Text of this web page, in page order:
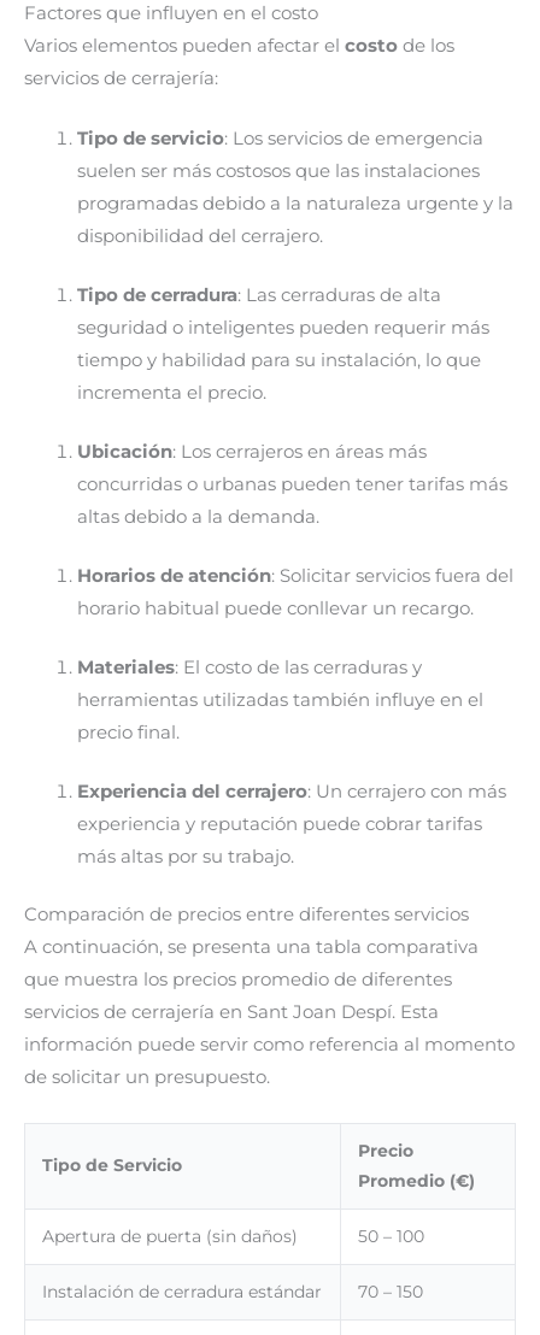
Factores que influyen en el costo
Varios elementos pueden afectar el costo de los
servicios de cerrajería:
Tipo de servicio: Los servicios de emergencia
suelen ser más costosos que las instalaciones
programadas debido a la naturaleza urgente y la
disponibilidad del cerrajero.
Tipo de cerradura: Las cerraduras de alta
seguridad o inteligentes pueden requerir más
tiempo y habilidad para su instalación, lo que
incrementa el precio.
Ubicación: Los cerrajeros en áreas más
concurridas o urbanas pueden tener tarifas más
altas debido a la demanda.
Horarios de atención: Solicitar servicios fuera del
horario habitual puede conllevar un recargo.
Materiales: El costo de las cerraduras y
herramientas utilizadas también influye en el
precio final.
Experiencia del cerrajero: Un cerrajero con más
experiencia y reputación puede cobrar tarifas
más altas por su trabajo.
Comparación de precios entre diferentes servicios
A continuación, se presenta una tabla comparativa
que muestra los precios promedio de diferentes
servicios de cerrajería en Sant Joan Despí. Esta
información puede servir como referencia al momento
de solicitar un presupuesto.
Tipo de Servicio
Precio
Promedio (€)
Apertura de puerta (sin daños) 50 – 100
Instalación de cerradura estándar 70 – 150